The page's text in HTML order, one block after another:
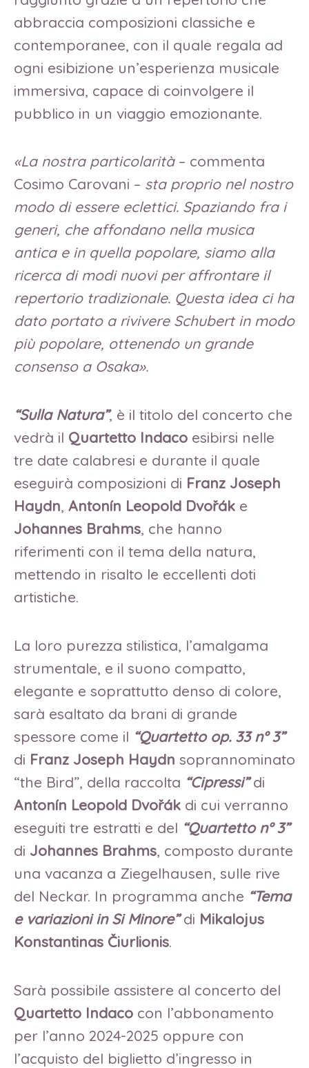
abbraccia composizioni classiche e
contemporanee, con il quale regala ad
ogni esibizione un’esperienza musicale
immersiva, capace di coinvolgere il
pubblico in un viaggio emozionante.
«La nostra particolarità – commenta
Cosimo Carovani – sta proprio nel nostro
modo di essere eclettici. Spaziando fra i
generi, che affondano nella musica
antica e in quella popolare, siamo alla
ricerca di modi nuovi per affrontare il
repertorio tradizionale. Questa idea ci ha
dato portato a rivivere Schubert in modo
più popolare, ottenendo un grande
consenso a Osaka».
“Sulla Natura”, è il titolo del concerto che
vedrà il Quartetto Indaco esibirsi nelle
tre date calabresi e durante il quale
eseguirà composizioni di Franz Joseph
Haydn, Antonín Leopold Dvořák e
Johannes Brahms, che hanno
riferimenti con il tema della natura,
mettendo in risalto le eccellenti doti
artistiche.
La loro purezza stilistica, l’amalgama
strumentale, e il suono compatto,
elegante e soprattutto denso di colore,
sarà esaltato da brani di grande
spessore come il “Quartetto op. 33 n° 3”
di Franz Joseph Haydn soprannominato
“the Bird”, della raccolta “Cipressi”di
Antonín Leopold Dvořák di cui verranno
eseguiti tre estratti e del “Quartetto n° 3”
di Johannes Brahms, composto durante
una vacanza a Ziegelhausen, sulle rive
del Neckar. In programma anche “Tema
e variazioni in Si Minore”di Mikalojus
Konstantinas Čiurlionis.
Sarà possibile assistere al concerto del
Quartetto Indaco con l’abbonamento
per l’anno 2024-2025 oppure con
l’acquisto del biglietto d’ingresso in